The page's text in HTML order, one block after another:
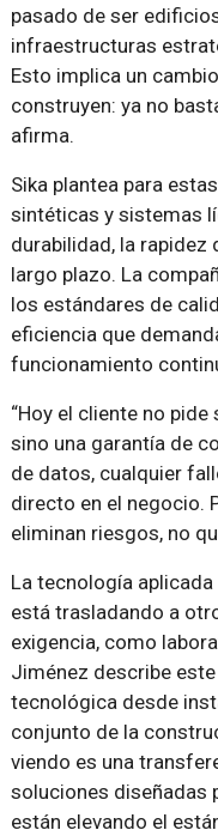
pasado de ser
infraestructuras
Esto implica un
construyen: ya no
afirma.
Sika plantea para
sintéticas y sistemas
durabilidad, la rapidez
largo plazo. La
los estándares de
eficiencia que
funcionamiento
“Hoy el cliente no
sino una garantía de
de datos, cualquier
directo en el negocio.
eliminan riesgos, no
La tecnología
está trasladando a
exigencia, como
Jiménez describe
tecnológica desde
conjunto de la
viendo es una
soluciones diseñadas
están elevando el